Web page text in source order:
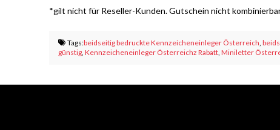
*gilt nicht für Reseller-Kunden. Gutschein nicht
Tags:beidseitig bedruckte Kennzeicheneinleger Österreich ,
günstig, Kennzeicheneinleger Österreichz Rabatt, Miniletter